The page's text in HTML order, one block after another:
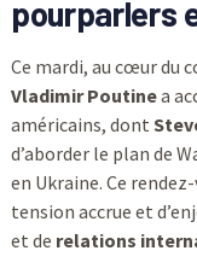
pourparlers
Ce mardi, au cœur du
Vladimir Poutinea
américains, dont
d’aborder le plan de
en Ukraine. Ce
tension accrue et
et de relations